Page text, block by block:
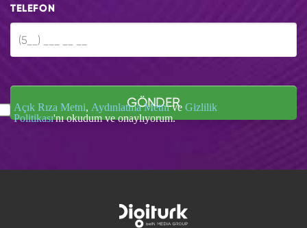
TELEFON
GÖNDER
Açık Rıza Metni, Aydınlatma Metnive Gizlilik
Politikası'nı okudum ve onaylıyorum.